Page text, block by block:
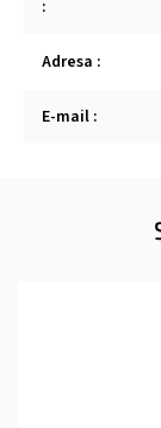
:
Adresa :
E-mail :